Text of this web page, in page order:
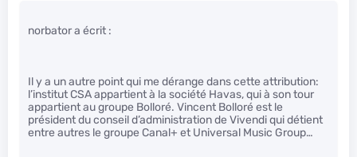
norbator a écrit :
Il y a un autre point qui me dérange dans cette attribution:
l’institut CSA appartient à la société Havas, qui à son tour
appartient au groupe Bolloré. Vincent Bolloré est le
président du conseil d’administration de Vivendi qui détient
entre autres le groupe Canal+ et Universal Music Group…